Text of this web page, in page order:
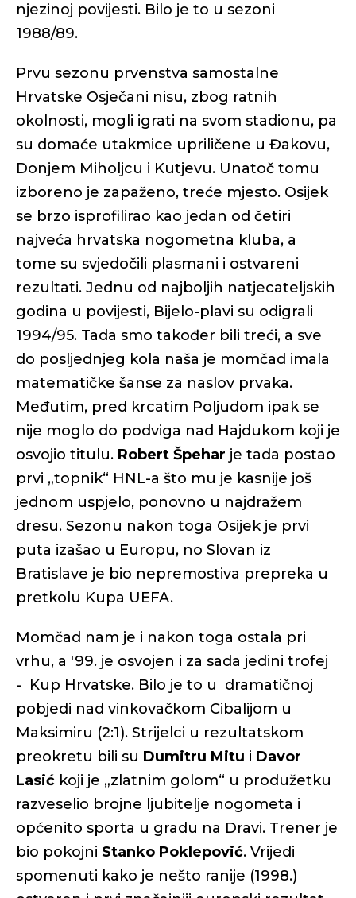
njezinoj povijesti. Bilo je to u sezoni
1988/89.
Prvu sezonu prvenstva samostalne
Hrvatske Osječani nisu, zbog ratnih
okolnosti, mogli igrati na svom stadionu, pa
su domaće utakmice upriličene u Đakovu,
Donjem Miholjcu i Kutjevu. Unatoč tomu
izboreno je zapaženo, treće mjesto. Osijek
se brzo isprofilirao kao jedan od četiri
najveća hrvatska nogometna kluba, a
tome su svjedočili plasmani i ostvareni
rezultati. Jednu od najboljih natjecateljskih
godina u povijesti, Bijelo-plavi su odigrali
1994/95. Tada smo također bili treći, a sve
do posljednjeg kola naša je momčad imala
matematičke šanse za naslov prvaka.
Međutim, pred krcatim Poljudom ipak se
nije moglo do podviga nad Hajdukom koji je
osvojio titulu. Robert Špehar je tada postao
prvi „topnik“ HNL-a što mu je kasnije još
jednom uspjelo, ponovno u najdražem
dresu. Sezonu nakon toga Osijek je prvi
puta izašao u Europu, no Slovan iz
Bratislave je bio nepremostiva prepreka u
pretkolu Kupa UEFA.
Momčad nam je i nakon toga ostala pri
vrhu, a '99. je osvojen i za sada jedini trofej
- Kup Hrvatske. Bilo je to u dramatičnoj
pobjedi nad vinkovačkom Cibalijom u
Maksimiru (2:1). Strijelci u rezultatskom
preokretu bili su Dumitru Mitu i Davor
Lasić koji je „zlatnim golom“ u produžetku
razveselio brojne ljubitelje nogometa i
općenito sporta u gradu na Dravi. Trener je
bio pokojni Stanko Poklepović. Vrijedi
spomenuti kako je nešto ranije (1998.)